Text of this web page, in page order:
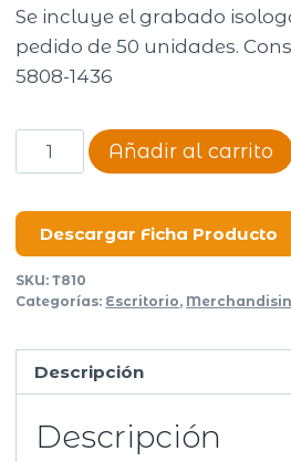
Se incluye el grabado
pedido de 50 unidades.
5808-1436
Libreta
Trek
Añadir al carrito
Descargar Ficha Producto
SKU:T810
Categorías: Escritorio,
Descripción
Descripción